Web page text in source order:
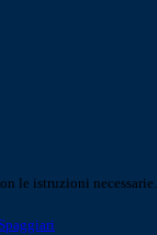
le istruzioni necessarie.